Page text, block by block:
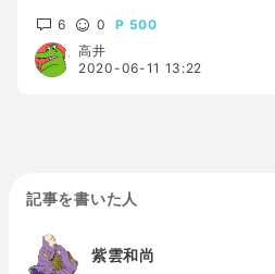
6 0
500
高井
2020-06-11 13:22
記事を書いた人
紫雲和尚